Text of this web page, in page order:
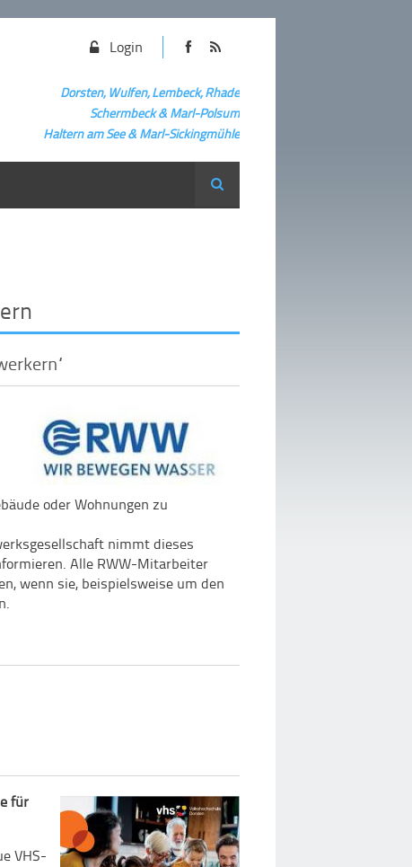
Login
Dorsten, Wulfen, Lembeck, Rhade
Schermbeck& Marl-Polsum
Haltern am See & Marl-Sickingmühle
Suche
oder Wohnungen zu
nimmt dieses
Alle RWW-Mitarbeiter
wenn sie, beispielsweise um den
für
VHS-